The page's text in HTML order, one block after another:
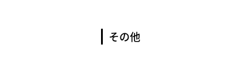
その他